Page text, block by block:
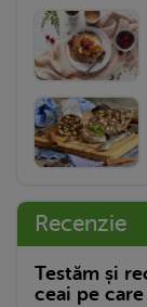
Recenzie
Testăm și
ceai pe